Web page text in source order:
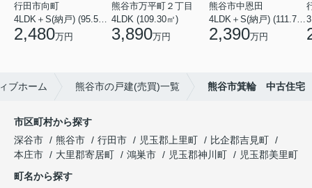
行田市向町
4LDK＋S(納戸) (95.58㎡)
2,480万円
熊谷市万平町２丁目
4LDK (109.30㎡)
3,890万円
熊谷市中恩田
4LDK＋S(納戸) (111.78㎡)
2,390万円
ブホーム 熊谷市の戸建(売買)一覧 熊谷市箕輪 中古住宅
市区町村から探す
深谷市
熊谷市 行田市 児玉郡上里町
比企郡吉見町
本庄市
大里郡寄居町 鴻巣市 児玉郡神川町
児玉郡美里町
町名から探す